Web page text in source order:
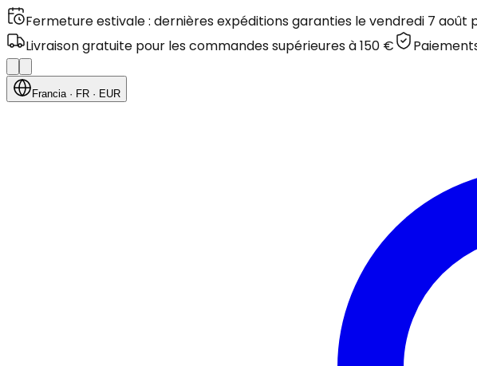
Fermeture estivale : dernières expéditions garanties le vendredi 7 août
Livraison gratuite pour les commandes supérieures à 150 €
Francia· FR · EUR